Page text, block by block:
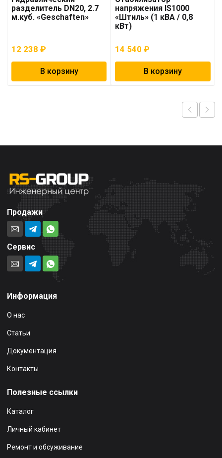
разделитель DN20, 2.7
м.куб. «Geschaften»
12 238 ₽
В корзину
напряжения IS1000
«Штиль» (1 кВА / 0,8
кВт)
14 540₽
В корзину
Продажи
Сервис
Информация
О нас
Статьи
Документация
Контакты
Полезные ссылки
Каталог
Личный кабинет
Ремонт и обсуживание